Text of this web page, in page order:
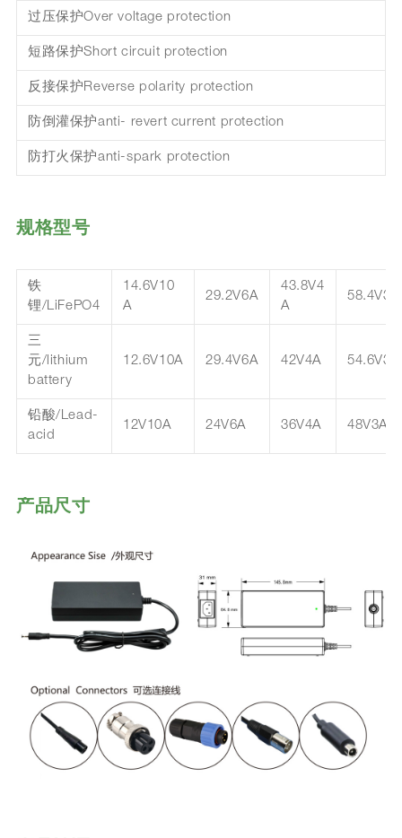
过压保护Over voltage protection
短路保护Short circuit protection
反接保护Reverse polarity protection
防倒灌保护anti- revert current protection
防打火保护anti-spark protection
规格型号
铁
锂/LiFePO4
14.6V10
A
29.2V6A
43.8V4
A
58.4V3A
三
元/lithium
battery
12.6V10A 29.4V6A 42V4A 54.6V3A
铅酸/Lead-
acid
12V10A 24V6A 36V4A 48V3A
产品尺寸